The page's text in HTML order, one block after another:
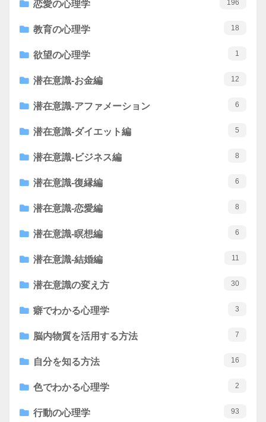
恋愛の心理学 196
教育の心理学 18
欲望の心理学 1
潜在意識-お金編 12
潜在意識-アファメーション 6
潜在意識-ダイエット編 5
潜在意識-ビジネス編 8
潜在意識-復縁編 6
潜在意識-恋愛編 8
潜在意識-瞑想編 6
潜在意識-結婚編 11
潜在意識の変え方 30
癖でわかる心理学 3
脳内物質を活用する方法 7
自分を知る方法 16
色でわかる心理学 2
行動の心理学 93